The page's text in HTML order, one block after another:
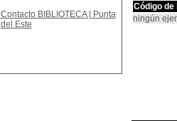
Código de
ningún
Contacto BIBLIOTECA | Punta
del Este